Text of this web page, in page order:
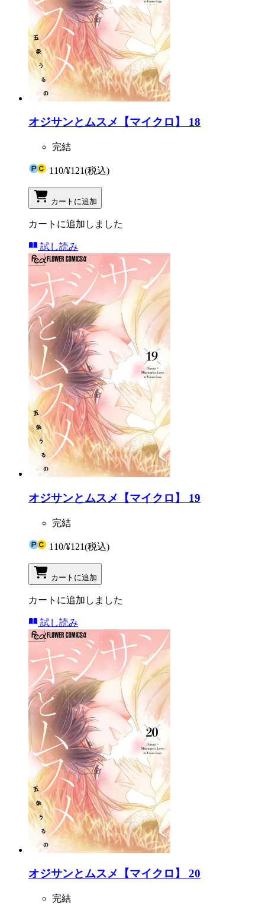
オジサンとムスメ【マイクロ】 18
完結
110/¥121(税込)
カートに追加
カートに追加しました
試し読み
オジサンとムスメ【マイクロ】 19
完結
110/¥121(税込)
カートに追加
カートに追加しました
試し読み
オジサンとムスメ【マイクロ】 20
完結